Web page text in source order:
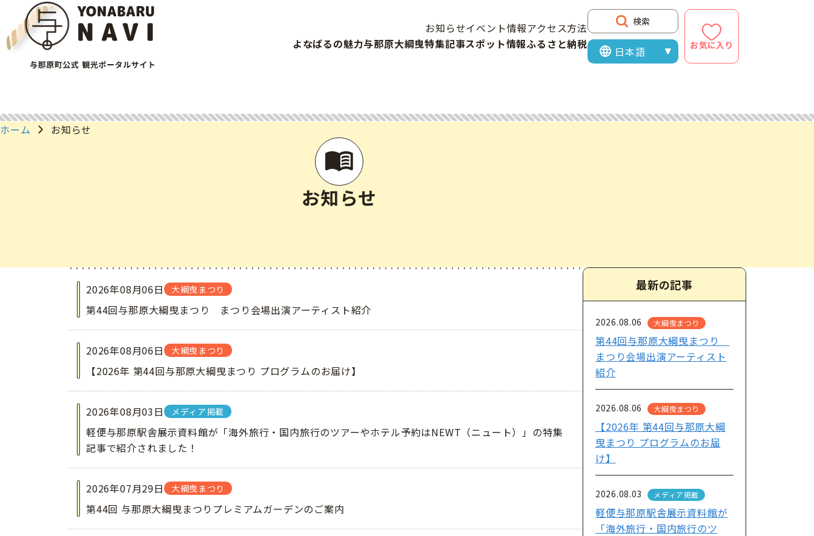
お知らせイベント情報アクセス方法
よなばるの魅力与那原大綱曳特集記事スポット情報ふるさと納税
検索
表示言語を選択
お気に入り
ホーム お知らせ
お知らせ
2026年08月06日 大綱曳まつり
第44回与那原大綱曳まつり まつり会場出演アーティスト紹介
2026年08月06日 大綱曳まつり
【2026年 第44回与那原大綱曳まつり プログラムのお届け】
2026年08月03日 メディア掲載
軽便与那原駅舎展示資料館が「海外旅行・国内旅行のツアーやホテル予約はNEWT（ニュート）」の特集
記事で紹介されました！
2026年07月29日 大綱曳まつり
第44回 与那原大綱曳まつりプレミアムガーデンのご案内
最新の記事
2026.08.06 大綱曳まつり
第44回与那原大綱曳まつり
まつり会場出演アーティスト
紹介
2026.08.06 大綱曳まつり
【2026年 第44回与那原大綱
曳まつり プログラムのお届
け】
2026.08.03 メディア掲載
軽便与那原駅舎展示資料館が
「海外旅行・国内旅行のツ